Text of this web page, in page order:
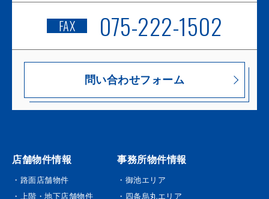
FAX 075-222-1502
問い合わせフォーム
店舗物件情報
・路面店舗物件
・上階・地下店舗物件
事務所物件情報
・御池エリア
・四条烏丸エリア